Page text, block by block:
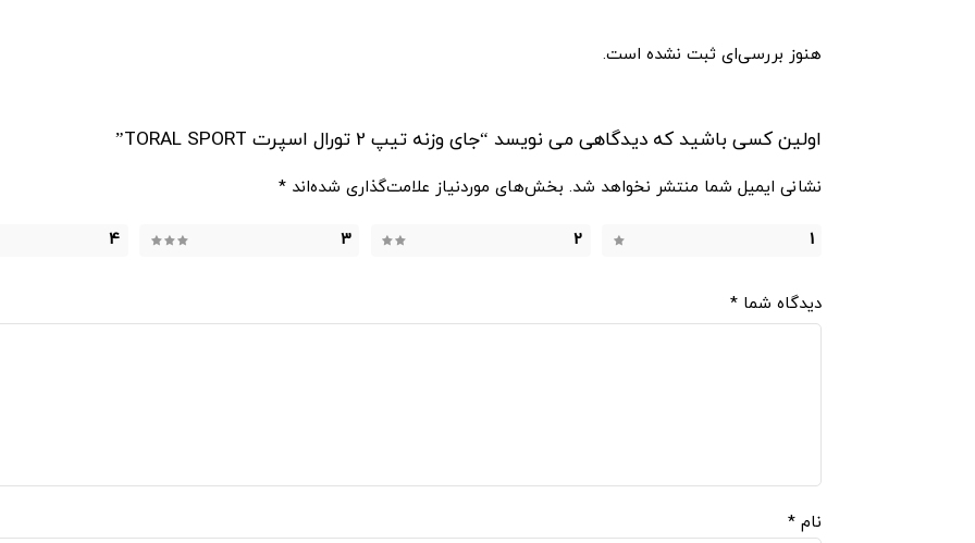
هنوز بررسی‌ای ثبت نشده است.
اولین کسی باشید که دیدگاهی می نویسد “جای وزنه تیپ 2 تورال اسپرت TORAL SPORT”
نشانی ایمیل شما منتشر نخواهد شد. بخش‌های موردنیاز علامت‌گذاری شده‌اند *
1
2
3
4
دیدگاه شما *
نام *